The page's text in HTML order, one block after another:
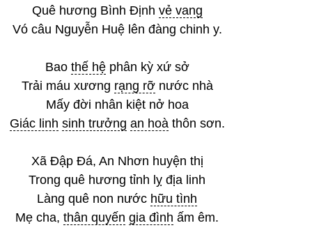
Quê hương Bình Định vẻ vang
Vó câu Nguyễn Huệ lên đàng chinh y.
Bao thế hệphân kỳ xứ sở
Trải máu xương rạng rỡnước nhà
Mấy đời nhân kiệt nở hoa
Giác linh sinh trưởng an hoàthôn sơn.
Xã Đập Đá, An Nhơn huyện thị
Trong quê hương tỉnh lỵ địa linh
Làng quê non nước hữu tình
Mẹ cha, thân quyến gia đình ấm êm.